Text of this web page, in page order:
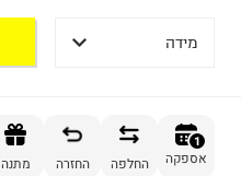
מידה
1
אספקה החלפה החזרה מתנה